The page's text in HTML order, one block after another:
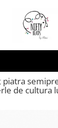
piatra
de cultura